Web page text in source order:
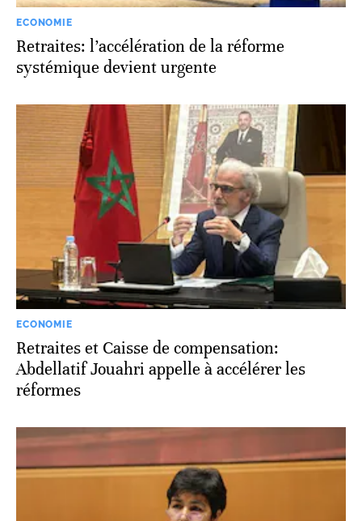
ECONOMIE
Retraites: l’accélération de la réforme
systémique devient urgente
ECONOMIE
Retraites et Caisse de compensation:
Abdellatif Jouahri appelle à accélérer les
réformes